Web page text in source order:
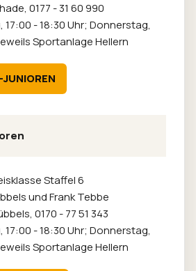
0177 - 31 60 990
17:00 - 18:30 Uhr; Donnerstag,
Sportanlage Hellern
Staffel 6
und Frank Tebbe
0170 - 77 51 343
17:00 - 18:30 Uhr; Donnerstag,
Sportanlage Hellern